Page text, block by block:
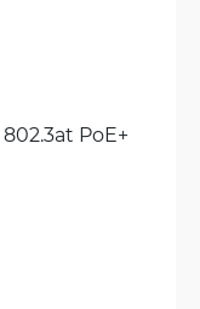
802.3at PoE+